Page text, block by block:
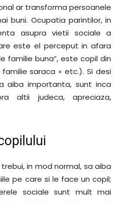
ar transforma persoanele
buni. Ocupatia parintilor, in
asupra vietii sociale a
este el perceput in afara
familie buna”, este copil din
saraca » etc.). Si desi
aiba importanta, sunt inca
altii judeca, apreciaza,
in mod normal, sa aiba
pe care si le face un copil;
sociale sunt mult mai